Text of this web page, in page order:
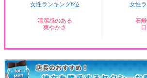
女性ランキング6位
清潔感のある
爽やかさ
女性
石